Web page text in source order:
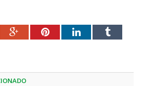
Google+PinterestLinkedInTumblr